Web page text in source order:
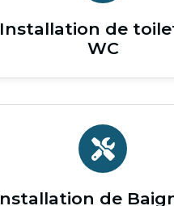
Installation de
WC
de